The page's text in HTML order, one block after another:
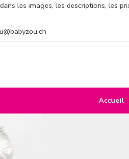
les images, les descriptions, les
Accueil